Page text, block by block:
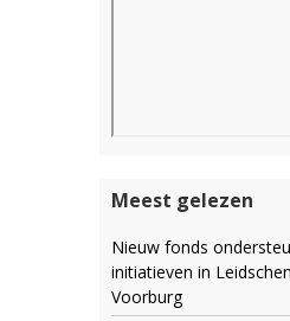
Meest gelezen
Nieuw fonds
initiatieven in
Voorburg